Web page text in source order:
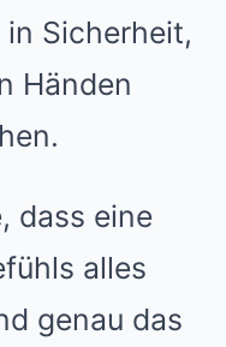
Sicherheit,
Händen
dass eine
alles
genau das